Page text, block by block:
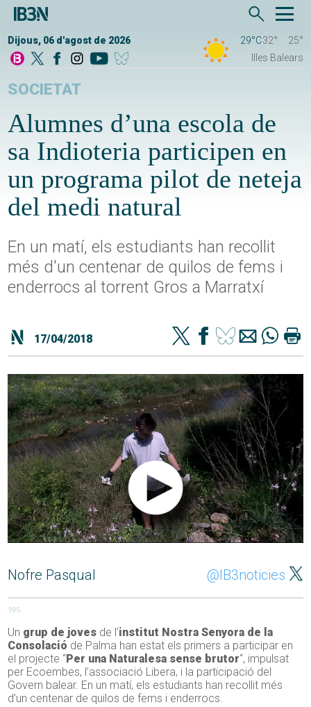
Dijous, 06 d'agost de 2026 29°C32°
25°
Illes Balears
SOCIETAT
Alumnes d’una escola de
sa Indioteria participen en
un programa pilot de neteja
del medi natural
En un matí, els estudiants han recollit
més d'un centenar de quilos de fems i
enderrocs al torrent Gros a Marratxí
17/04/2018
Nofre Pasqual @IB3noticies
195
Un grup de joves de l’institut Nostra Senyora de la
Consolació de Palma han estat els primers a participar en
el projecte “Per una Naturalesa sense brutor“, impulsat
per Ecoembes, l’associació Libera, i la participació del
Govern balear. En un matí, els estudiants han recollit més
d’un centenar de quilos de fems i enderrocs.